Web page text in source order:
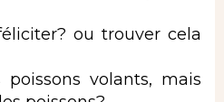
ou trouver cela
volants, mais